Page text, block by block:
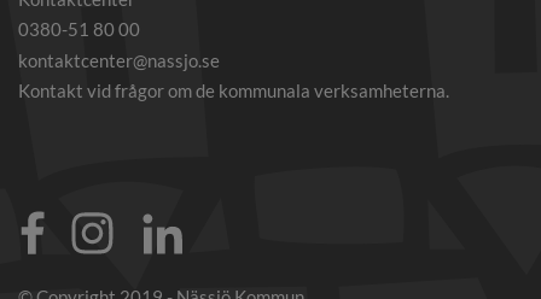
0380-51 80 00
kontaktcenter@nassjo.se
Kontakt vid frågor om de kommunala verksamheterna.